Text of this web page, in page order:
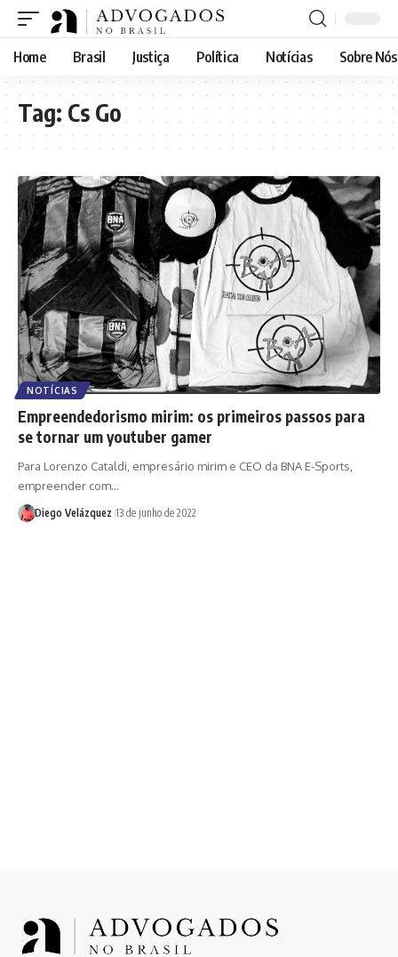
Home Brasil Justiça Política Notícias Sobre Nós
Tag: Cs Go
NOTÍCIAS
Empreendedorismo mirim: os primeiros passos para
se tornar um youtuber gamer
Para Lorenzo Cataldi, empresário mirim e CEO da BNA E-Sports,
empreender com…
Diego Velázquez 13 de junho de 2022